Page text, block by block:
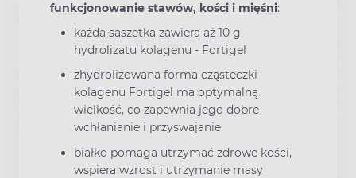
funkcjonowanie stawów, kości i mięśni:
każda saszetka zawiera aż 10 g
hydrolizatu kolagenu - Fortigel
zhydrolizowana forma cząsteczki
kolagenu Fortigel ma optymalną
wielkość, co zapewnia jego dobre
wchłanianie i przyswajanie
białko pomaga utrzymać zdrowe kości,
wspiera wzrost i utrzymanie masy